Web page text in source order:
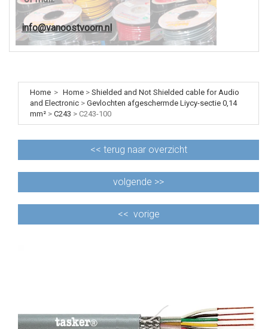
info@vanoostvoorn.nl
Home > Home > Shielded and Not Shielded cable for Audio
and Electronic > Gevlochten afgeschermde Liycy-sectie 0,14
mm² > C243 > C243-100
<< terug naar overzicht
volgende >>
<< vorige